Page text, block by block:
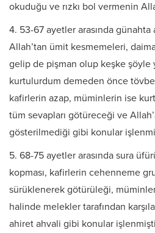
okuduğu ve rızkı bol vermenin
4. 53-67 ayetler arasında günahta
Allah’tan ümit kesmemeleri,
gelip de pişman olup keşke şöyle
kurtulurdum demeden önce
kafirlerin azap, müminlerin ise
tüm sevapları götüreceği ve
gösterilmediği gibi konular
5. 68-75 ayetler arasında sura
kopması, kafirlerin cehenneme
sürüklenerek götürüleği,
halinde melekler tarafından
ahiret ahvali gibi konular